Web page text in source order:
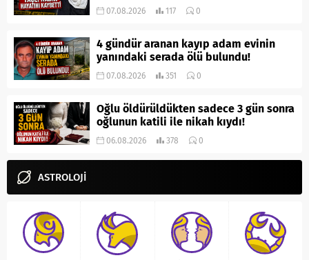
07.08.2026 117 0
4 gündür aranan kayıp adam evinin
yanındaki serada ölü bulundu!
07.08.2026 351 0
Oğlu öldürüldükten sadece 3 gün sonra
oğlunun katili ile nikah kıydı!
06.08.2026 378 0
ASTROLOJİ